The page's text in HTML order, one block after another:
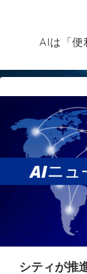
AIは「便
シティが推